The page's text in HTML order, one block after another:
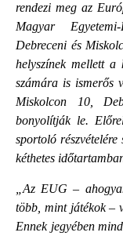
rendezi meg az
Magyar
Debreceni és
helyszínek mellett a
számára is ismerős
Miskolcon 10,
bonyolítják le.
sportoló
kéthetes
„Az EUG –
több, mint játékok –
Ennek jegyében